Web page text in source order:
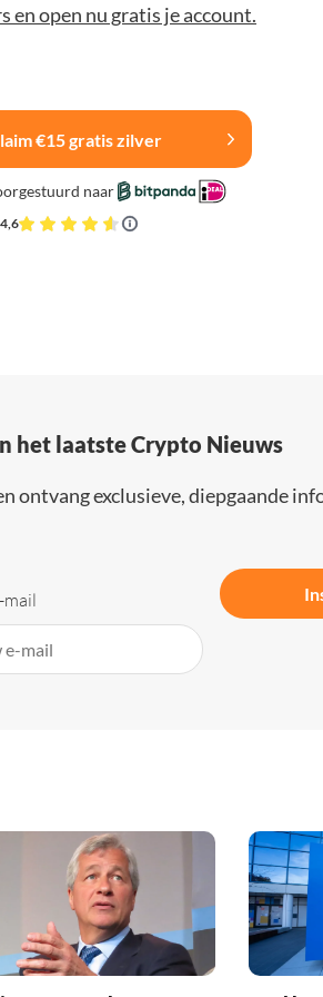
en open nu gratis je account.
€15 gratis zilver
naar
4,6
het laatste Crypto Nieuws
ontvang exclusieve, diepgaande
mail